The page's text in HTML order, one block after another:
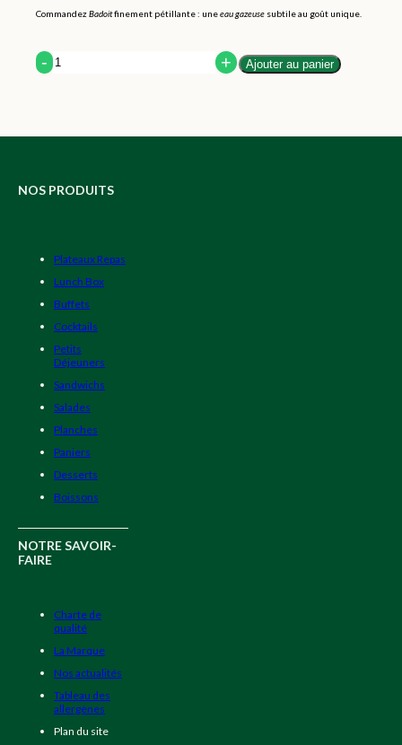
CommandezBadoitfinement pétillante : uneeau gazeuse subtile au goût unique.
Quantity
Ajouter au panier
NOS PRODUITS
Plateaux Repas
Lunch Box
Buffets
Cocktails
Petits
Déjeuners
Sandwichs
Salades
Planches
Paniers
Desserts
Boissons
NOTRE SAVOIR-
FAIRE
Charte de
qualité
La Marque
Nos actualités
Tableau des
allergènes
Plan du site